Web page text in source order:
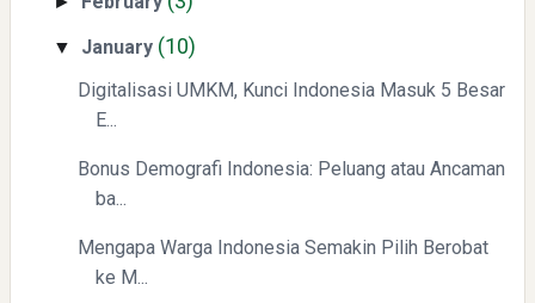
Yaqut Cholil Qoumas: Kisah Inspiratif di Balik Kasus Hukum
▼ January (10)
Digitalisasi UMKM, Kunci Indonesia Masuk 5 Besar
E...
Bonus Demografi Indonesia: Peluang atau Ancaman
ba...
Mengapa Warga Indonesia Semakin Pilih Berobat
ke M...